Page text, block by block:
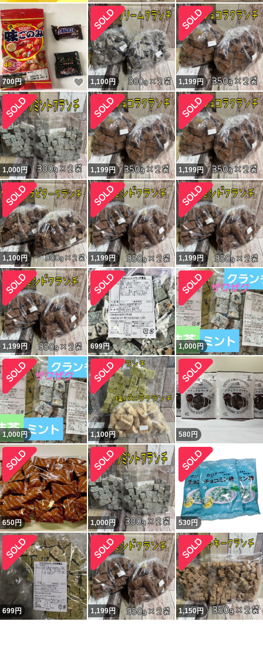
700円 いいね！
1,100円 1,199円
1,000円 1,199円 1,199円
1,100円 1,199円 1,199円
1,199円 699円 1,000円
1,000円 1,100円 580円
650円 1,000円 530 円
699円 1,199円 1,150円